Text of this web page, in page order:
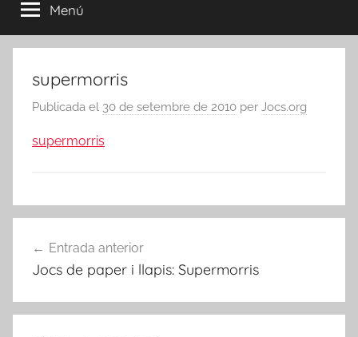
Menú
supermorris
Publicada el 30 de setembre de 2010 per Jocs.org
supermorris
d'entrades
Entrada anterior
Jocs de paper i llapis: Supermorris